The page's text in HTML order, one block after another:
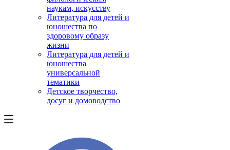
наукам, искусству
Литература для детей и
юношества по
здоровому образу
жизни
Литература для детей и
юношества
универсальной
тематики
Детское творчество,
досуг и домоводство